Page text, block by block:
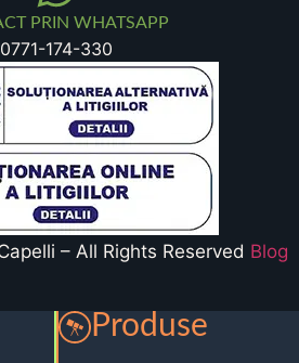
PRIN WHATSAPP
0771-174-330
– All Rights Reserved Blog
Produse